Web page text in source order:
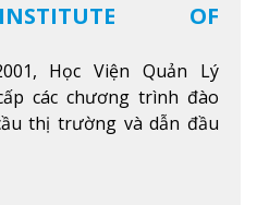
OF
Học Viện Quản Lý
các chương trình đào
thị trường và dẫn đầu